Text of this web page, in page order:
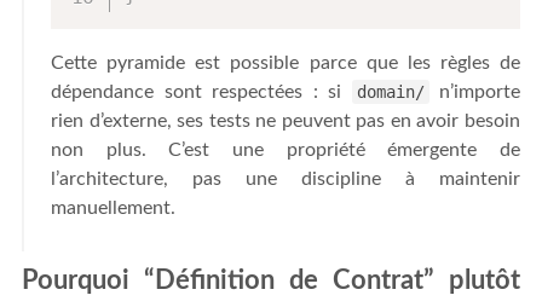
Cette pyramide est possible parce que les règles de
dépendance sont respectées : si
domain/
n’importe
rien d’externe, ses tests ne peuvent pas en avoir besoin
non plus. C’est une propriété émergente de
l’architecture, pas une discipline à maintenir
manuellement.
Pourquoi “Définition de Contrat” plutôt